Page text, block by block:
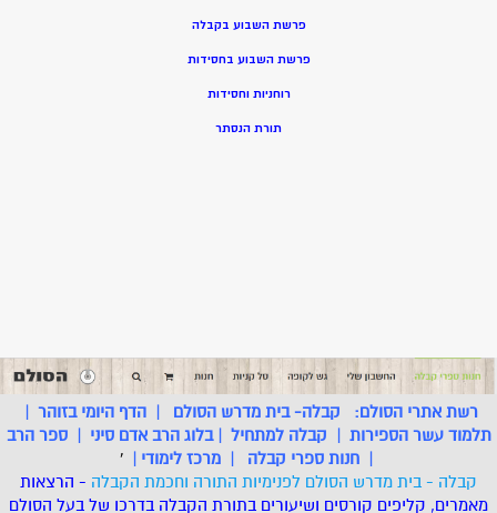
פרשת השבוע בקבלה
פרשת השבוע בחסידות
רוחניות וחסידות
תורת הנסתר
רשת אתרי הסולם: קבלה- בית מדרש הסולם |הדף היומי בזוהר |
תלמוד עשר הספירות | קבלה למתחיל |בלוג הרב אדם סיני |ספר הרב
| חנות ספרי קבלה | מרכז לימודי |
'
קבלה - בית מדרש הסולם לפנימיות התורה וחכמת הקבלה - הרצאות
מאמרים, קליפים קורסים ושיעורים בתורת הקבלה בדרכו של בעל הסולם